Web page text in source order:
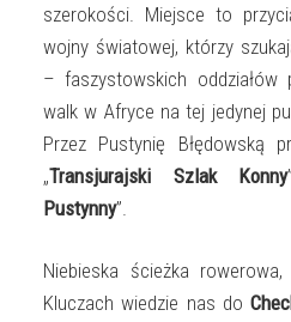
szerokości. Miejsce to
wojny światowej, którzy
– faszystowskich oddziałów
walk w Afryce na tej jedynej
Przez Pustynię Błędowską
„Transjurajski Szlak Konny
Pustynny”.
Niebieska ścieżka
Kluczach wiedzie nas do